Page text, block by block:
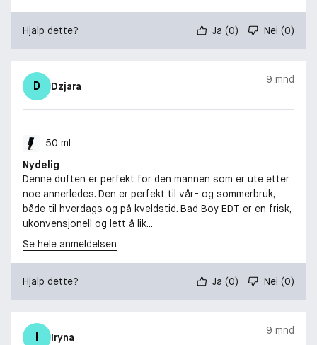
BRUK: Spray på ønskede duftområder på kroppen, gjerne der du
har puls (for eksempel håndledd, nakke, albuebøy og knehaser).
PRODUKTSPECIFIKASJONER: - Parfymen kan brukes daglig -
Inneholder 8-12% duftkonsentrat - Garanterer en tydelig og
Hjalp dette? Ja (0) Nei (0)
D Dzjara
9 mnd
50 ml
Nydelig
Denne duften er perfekt for den mannen som er ute etter
noe annerledes. Den er perfekt til vår- og sommerbruk,
både til hverdags og på kveldstid. Bad Boy EDT er en frisk,
ukonvensjonell og lett å lik...
Se hele anmeldelsen
Hjalp dette? Ja (0) Nei (0)
I Iryna
9 mnd